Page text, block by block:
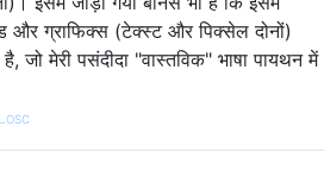
और ग्राफिक्स (टेक्स्ट और पिक्सेल दोनों)
है, जो मेरी पसंदीदा "वास्तविक" भाषा पायथन में